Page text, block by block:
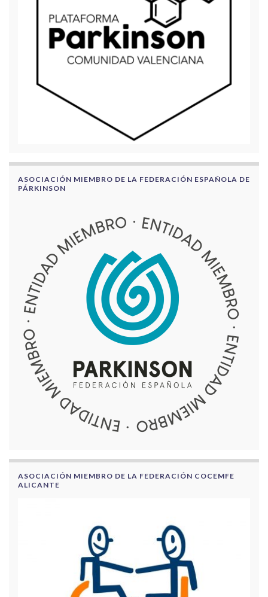
ASOCIACIÓN MIEMBRO DE LA FEDERACIÓN ESPAÑOLA DE
PÁRKINSON
ASOCIACIÓN MIEMBRO DE LA FEDERACIÓN COCEMFE
ALICANTE